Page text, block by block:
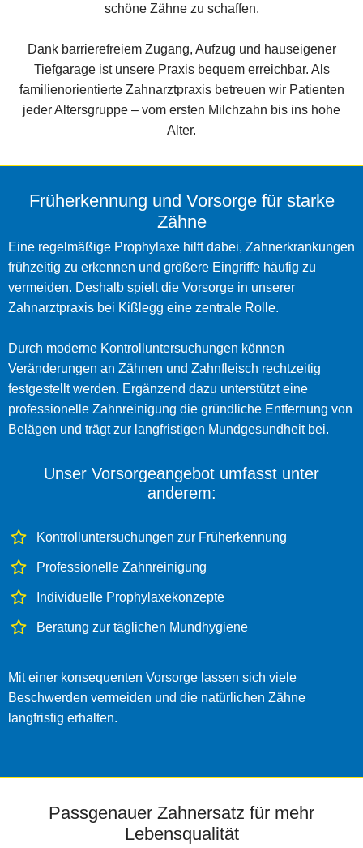
schöne Zähne zu schaffen.
Dank barrierefreiem Zugang, Aufzug und hauseigener
Tiefgarage ist unsere Praxis bequem erreichbar. Als
familienorientierte Zahnarztpraxis betreuen wir Patienten
jeder Altersgruppe – vom ersten Milchzahn bis ins hohe
Alter.
Früherkennung und Vorsorge für starke
Zähne
Eine regelmäßige Prophylaxe hilft dabei, Zahnerkrankungen
frühzeitig zu erkennen und größere Eingriffe häufig zu
vermeiden. Deshalb spielt die Vorsorge in unserer
Zahnarztpraxis bei Kißlegg eine zentrale Rolle.
Durch moderne Kontrolluntersuchungen können
Veränderungen an Zähnen und Zahnfleisch rechtzeitig
festgestellt werden. Ergänzend dazu unterstützt eine
professionelle Zahnreinigung die gründliche Entfernung von
Belägen und trägt zur langfristigen Mundgesundheit bei.
Unser Vorsorgeangebot umfasst unter
anderem:
Kontrolluntersuchungen zur Früherkennung
Professionelle Zahnreinigung
Individuelle Prophylaxekonzepte
Beratung zur täglichen Mundhygiene
Mit einer konsequenten Vorsorge lassen sich viele
Beschwerden vermeiden und die natürlichen Zähne
langfristig erhalten.
Passgenauer Zahnersatz für mehr
Lebensqualität